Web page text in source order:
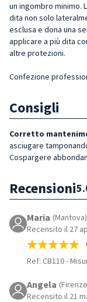
un ingombro minimo.
dita non solo
esclusa e dona una
applicare a più dita
altre protezioni.
Confezione
Consigli
Corretto
asciugare
Cospargere
Recensioni
Maria (Mantova)
Recensito il 27
Ref: CB110-
Angela
Recensito il 21